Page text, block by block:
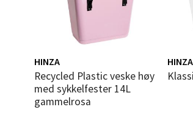
HINZA
Recycled Plastic veske høy
med sykkelfester 14L
gammelrosa
HINZA